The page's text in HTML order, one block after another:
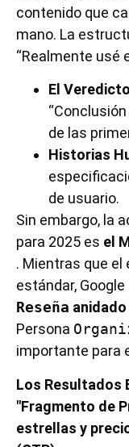
contenido que
mano. La
“Realmente usé
El
de las
Historias
de usuario.
Sin embargo, la
para 2025 es el
. Mientras que
estándar,
Reseña
Persona
importante para
Los Resultados
"Fragmento de
estrellas y